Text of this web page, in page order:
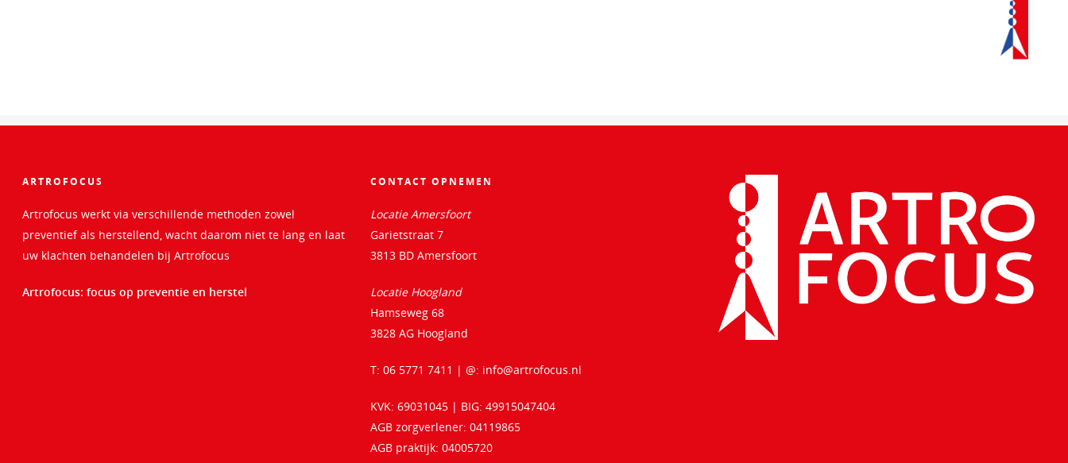
ARTROFOCUS
Artrofocus werkt via verschillende methoden zowel
preventief als herstellend, wacht daarom niet te lang en laat
uw klachten behandelen bij Artrofocus
Artrofocus: focus op preventie en herstel
CONTACT OPNEMEN
Locatie Amersfoort
Garietstraat 7
3813 BD Amersfoort
Locatie Hoogland
Hamseweg 68
3828 AG Hoogland
T: 06 5771 7411 | @: info@artrofocus.nl
KVK: 69031045 | BIG: 49915047404
AGB zorgverlener: 04119865
AGB praktijk: 04005720